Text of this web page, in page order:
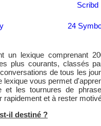
Scribd
24
un lexique comprenant
plus courants, classés
de tous les
lexique vous permet
et les tournures de
rapidement et à rester
il destiné ?